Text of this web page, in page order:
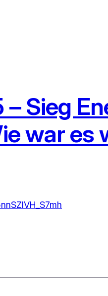
Sieg
war es